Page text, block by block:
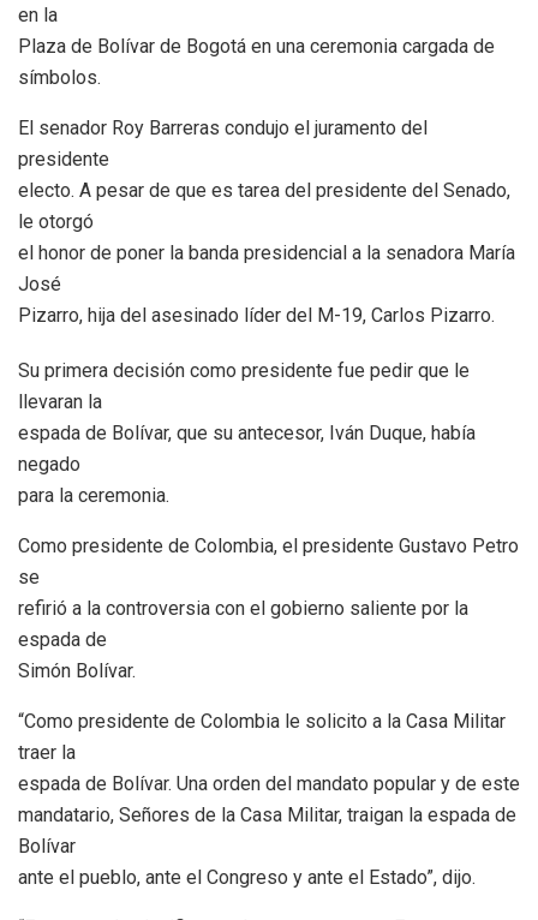
en la
Plaza de Bolívar de Bogotá en una ceremonia cargada de
símbolos.
El senador Roy Barreras condujo el juramento del
presidente
electo. A pesar de que es tarea del presidente del Senado,
le otorgó
el honor de poner la banda presidencial a la senadora María
José
Pizarro, hija del asesinado líder del M-19, Carlos Pizarro.
Su primera decisión como presidente fue pedir que le
llevaran la
espada de Bolívar, que su antecesor, Iván Duque, había
negado
para la ceremonia.
Como presidente de Colombia, el presidente Gustavo Petro
se
refirió a la controversia con el gobierno saliente por la
espada de
Simón Bolívar.
“Como presidente de Colombia le solicito a la Casa Militar
traer la
espada de Bolívar. Una orden del mandato popular y de este
mandatario, Señores de la Casa Militar, traigan la espada de
Bolívar
ante el pueblo, ante el Congreso y ante el Estado”, dijo.